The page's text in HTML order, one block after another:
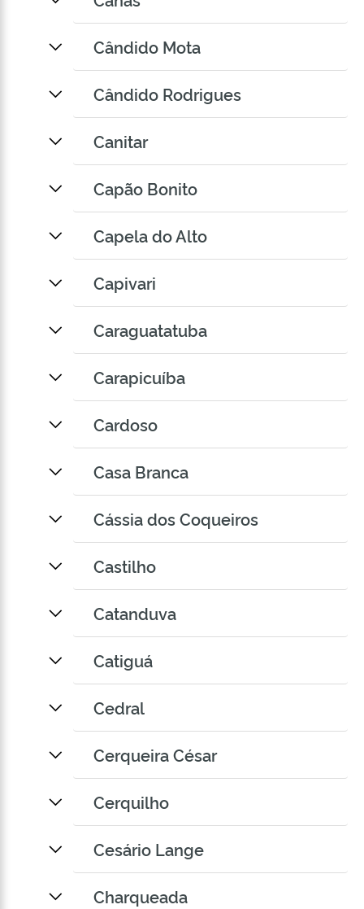
Cândido Mota
Cândido Rodrigues
Canitar
Capão Bonito
Capela do Alto
Capivari
Caraguatatuba
Carapicuíba
Cardoso
Casa Branca
Cássia dos Coqueiros
Castilho
Catanduva
Catiguá
Cedral
Cerqueira César
Cerquilho
Cesário Lange
Charqueada